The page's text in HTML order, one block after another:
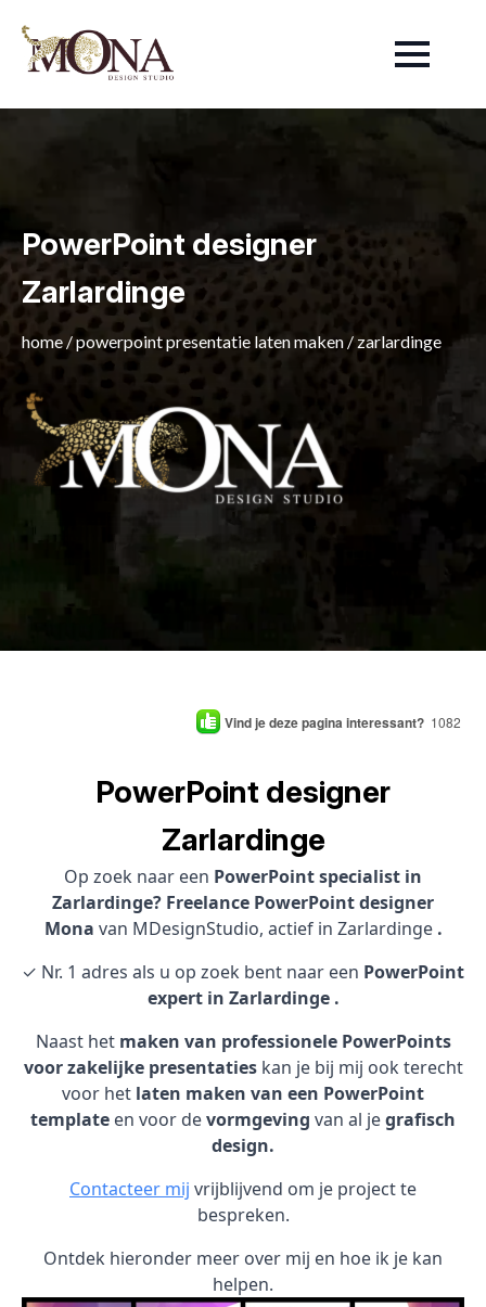
PowerPoint designer
Zarlardinge
home /powerpoint presentatie laten maken / zarlardinge
Vind je deze pagina interessant? 1082
PowerPoint designer
Zarlardinge
Op zoek naar een PowerPoint specialist in
Zarlardinge? Freelance PowerPoint designer
Mona van MDesignStudio, actief in Zarlardinge .
✓ Nr. 1 adres als u op zoek bent naar een PowerPoint
expert in Zarlardinge .
Naast het maken van professionele PowerPoints
voor zakelijke presentatieskan je bij mij ook terecht
voor het laten maken van een PowerPoint
template en voor devormgeving van al jegrafisch
design.
Contacteer mij vrijblijvend om je project te
bespreken.
Ontdek hieronder meer over mij en hoe ik je kan
helpen.